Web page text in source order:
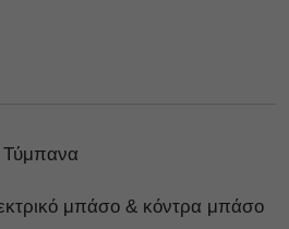
Τύμπανα
μπάσο & κόντρα μπάσο